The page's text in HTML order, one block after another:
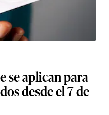
se aplican para
desde el 7 de